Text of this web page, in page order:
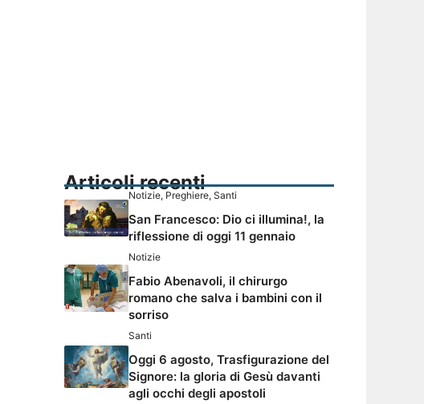
Articoli recenti
Notizie, Preghiere, Santi
San Francesco: Dio ci illumina!, la
riflessione di oggi 11 gennaio
Notizie
Fabio Abenavoli, il chirurgo
romano che salva i bambini con il
sorriso
Santi
Oggi 6 agosto, Trasfigurazione del
Signore: la gloria di Gesù davanti
agli occhi degli apostoli